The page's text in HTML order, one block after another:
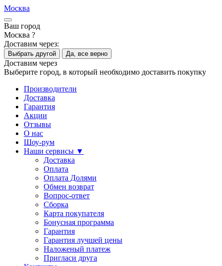
Москва
Ваш город
Москва ?
Доставим через:
Выбрать другой Да, все верно
Доставим через
Выберите город, в который необходимо доставить покупку
Производители
Доставка
Гарантия
Акции
Отзывы
О нас
Шоу-рум
Наши сервисы ▼
Доставка
Оплата
Оплата Долями
Обмен возврат
Вопрос-ответ
Сборка
Карта покупателя
Бонусная программа
Гарантия
Гарантия лучшей цены
Наложеный платеж
Пригласи друга